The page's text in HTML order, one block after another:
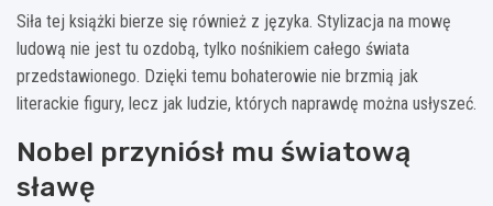
Siła tej książki bierze się również z języka. Stylizacja na mowę
ludową nie jest tu ozdobą, tylko nośnikiem całego świata
przedstawionego. Dzięki temu bohaterowie nie brzmią jak
literackie figury, lecz jak ludzie, których naprawdę można usłyszeć.
Nobel przyniósł mu światową
sławę